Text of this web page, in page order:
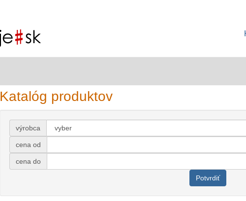
Katalóg produktov
výrobca
cena od
cena do
Potvrdiť